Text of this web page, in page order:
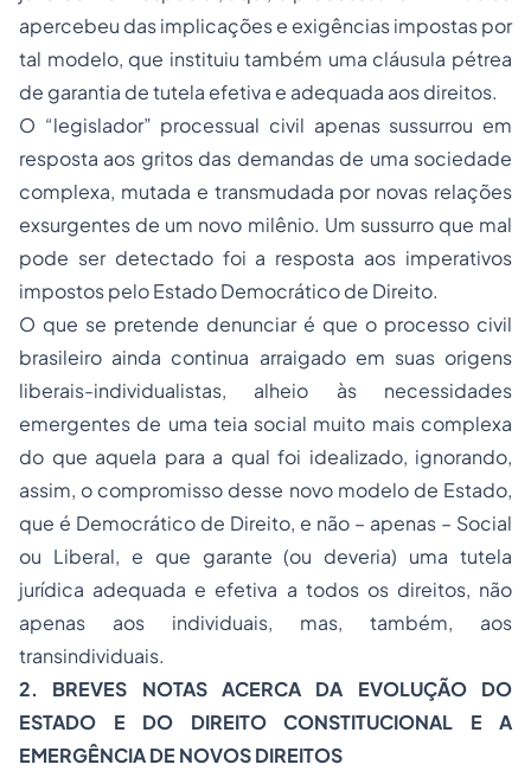
apercebeu das implicações e exigências impostas por
tal modelo, que instituiu também uma cláusula pétrea
de garantia de tutela efetiva e adequada aos direitos.
O “legislador” processual civil apenas sussurrou em
resposta aos gritos das demandas de uma sociedade
complexa, mutada e transmudada por novas relações
exsurgentes de um novo milênio. Um sussurro que mal
pode ser detectado foi a resposta aos imperativos
impostos pelo Estado Democrático de Direito.
O que se pretende denunciar é que o processo civil
brasileiro ainda continua arraigado em suas origens
liberais-individualistas, alheio às necessidades
emergentes de uma teia social muito mais complexa
do que aquela para a qual foi idealizado, ignorando,
assim, o compromisso desse novo modelo de Estado,
que é Democrático de Direito, e não – apenas – Social
ou Liberal, e que garante (ou deveria) uma tutela
jurídica adequada e efetiva a todos os direitos, não
apenas aos individuais, mas, também, aos
transindividuais.
2. BREVES NOTAS ACERCA DA EVOLUÇÃO DO
ESTADO E DO DIREITO CONSTITUCIONAL E A
EMERGÊNCIA DE NOVOS DIREITOS